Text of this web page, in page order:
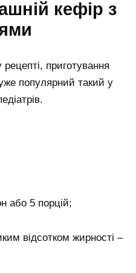
кефір з
приготування
популярний такий у
або 5 порцій;
відсотком жирності –